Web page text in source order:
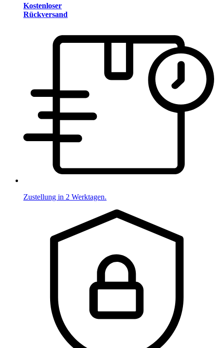
Kostenloser
Rückversand
Zustellung in 2 Werktagen.